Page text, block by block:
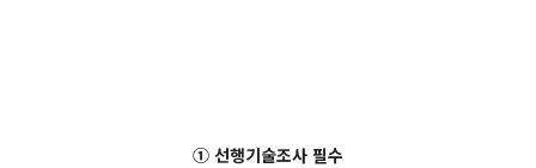
① 선행기술조사 필수